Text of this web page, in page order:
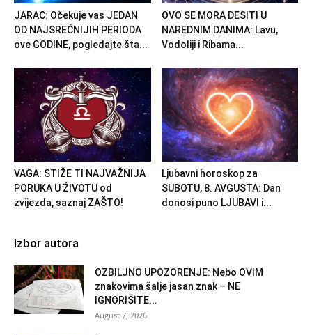
JARAC: Očekuje vas JEDAN
OD NAJSREĆNIJIH PERIODA
ove GODINE, pogledajte šta...
OVO SE MORA DESITI U
NAREDNIM DANIMA: Lavu,
Vodoliji i Ribama...
VAGA: STIŽE TI NAJVAŽNIJA
PORUKA U ŽIVOTU od
zvijezda, saznaj ZAŠTO!
Ljubavni horoskop za
SUBOTU, 8. AVGUSTA: Dan
donosi puno LJUBAVI i...
Izbor autora
OZBILJNO UPOZORENJE: Nebo OVIM
znakovima šalje jasan znak – NE
IGNORIŠITE...
August 7, 2026